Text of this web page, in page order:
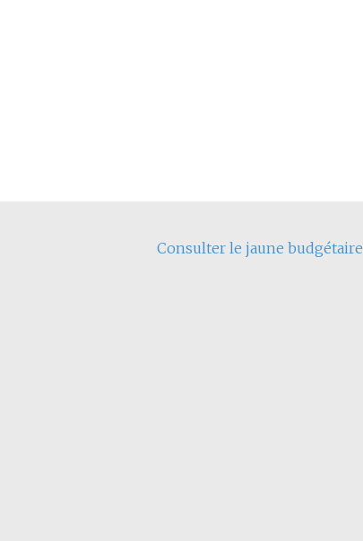
Consulter le jaune budgétaire